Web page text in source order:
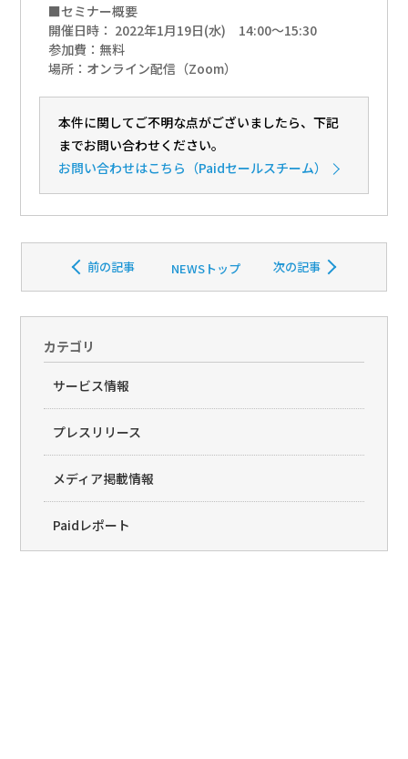
■セミナー概要
開催日時： 2022年1月19日(水) 14:00～15:30
参加費：無料
場所：オンライン配信（Zoom）
本件に関してご不明な点がございましたら、下記
までお問い合わせください。
お問い合わせはこちら（Paidセールスチーム）
前の記事 次の記事
NEWSトップ
カテゴリ
サービス情報
プレスリリース
メディア掲載情報
Paidレポート